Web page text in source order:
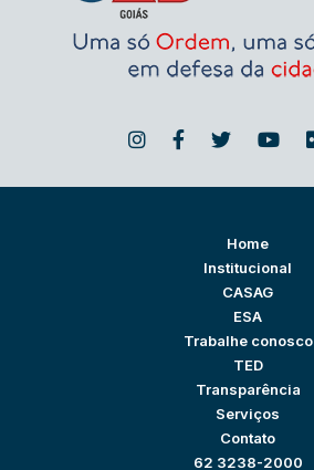
Home
Institucional
CASAG
ESA
Trabalhe conosco
TED
Transparência
Serviços
Contato
62 3238-2000